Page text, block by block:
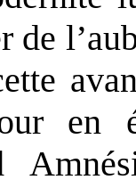
de
en